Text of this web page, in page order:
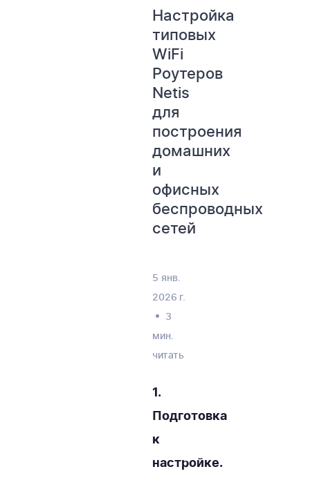
Настройка
типовых
WiFi
Роутеров
Netis
для
построения
домашних
и
офисных
беспроводных
сетей
5 янв.
2026 г.
3
мин.
читать
1.
Подготовка
к
настройке.